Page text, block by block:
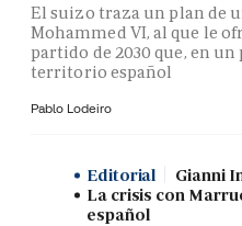
El suizo traza un plan de
Mohammed VI, al que le
partido de 2030 que, en
territorio español
Pablo Lodeiro
Editorial
Gianni
La crisis con
español